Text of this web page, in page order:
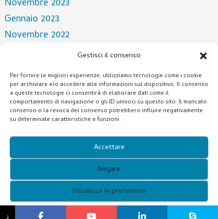
Gestisci il consenso
Per fornire le migliori esperienze, utilizziamo tecnologie come i cookie
per archiviare e/o accedere alle informazioni sul dispositivo. Il consenso
a queste tecnologie ci consentirà di elaborare dati come il
comportamento di navigazione o gli ID univoci su questo sito. Il mancato
consenso o la revoca del consenso potrebbero influire negativamente
su determinate caratteristiche e funzioni.
Accettare
Negare
Visualizza le preferenze
Novembre 2023
Gennaio 2023
Novembre 2022
Dicembre 2021
Ottobre 2021
Luglio 2021
Categorie
NOTIZIA
Copyright © 2021 Guangzhou Xunqi Glasses Co. Tutti i diritti
riservati.
↓